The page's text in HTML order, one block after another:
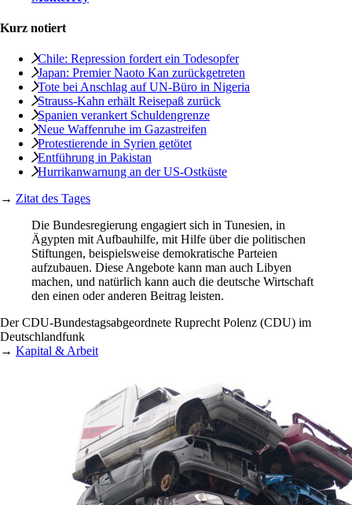
Kurz notiert
Chile: Repression fordert ein Todesopfer
Japan: Premier Naoto Kan zurückgetreten
Tote bei Anschlag auf UN-Büro in Nigeria
Strauss-Kahn erhält Reisepaß zurück
Spanien verankert Schuldengrenze
Neue Waffenruhe im Gazastreifen
Protestierende in Syrien getötet
Entführung in Pakistan
Hurrikanwarnung an der US-Ostküste
→ Zitat des Tages
Die Bundesregierung engagiert sich in Tunesien, in
Ägypten mit Aufbauhilfe, mit Hilfe über die politischen
Stiftungen, beispielsweise demokratische Parteien
aufzubauen. Diese Angebote kann man auch Libyen
machen, und natürlich kann auch die deutsche Wirtschaft
den einen oder anderen Beitrag leisten.
Der CDU-Bundestagsabgeordnete Ruprecht Polenz (CDU) im
Deutschlandfunk
→ Kapital & Arbeit